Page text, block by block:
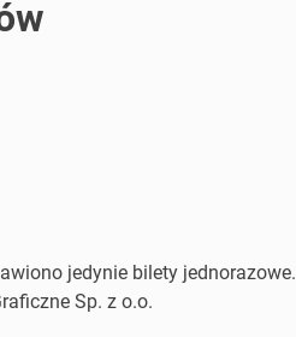
jedynie bilety jednorazowe.
Sp. z o.o.